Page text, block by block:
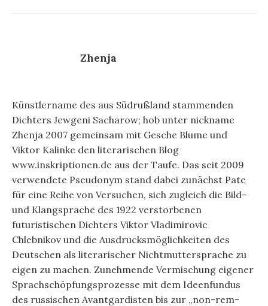
Zhenja
Künstlername des aus Südrußland stammenden
Dichters Jewgeni Sacharow; hob unter nickname
Zhenja 2007 gemeinsam mit Gesche Blume und
Viktor Kalinke den literarischen Blog
www.inskriptionen.de aus der Taufe. Das seit 2009
verwendete Pseudonym stand dabei zunächst Pate
für eine Reihe von Versuchen, sich zugleich die Bild-
und Klangsprache des 1922 verstorbenen
futuristischen Dichters Viktor Vladimirovic
Chlebnikov und die Ausdrucksmöglichkeiten des
Deutschen als literarischer Nichtmuttersprache zu
eigen zu machen. Zunehmende Vermischung eigener
Sprachschöpfungsprozesse mit dem Ideenfundus
des russischen Avantgardisten bis zur „non-rem-